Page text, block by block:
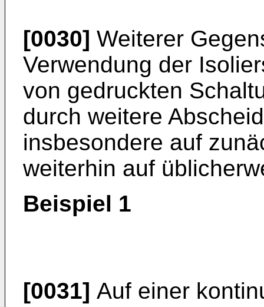
[0030] Weiterer
Verwendung der
von gedruckten
durch weitere
insbesondere auf
weiterhin auf
Beispiel 1
[0031] Auf einer